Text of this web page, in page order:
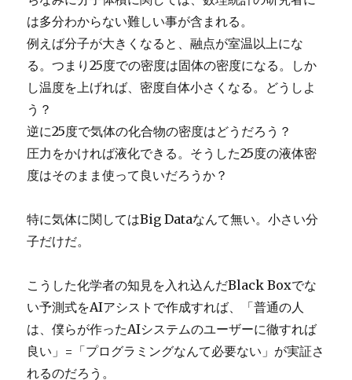
は多分わからない難しい事が含まれる。
例えば分子が大きくなると、融点が室温以上にな
る。つまり25度での密度は固体の密度になる。しか
し温度を上げれば、密度自体小さくなる。どうしよ
う？
逆に25度で気体の化合物の密度はどうだろう？
圧力をかければ液化できる。そうした25度の液体密
度はそのまま使って良いだろうか？
特に気体に関してはBig Dataなんて無い。小さい分
子だけだ。
こうした化学者の知見を入れ込んだBlack Boxでな
い予測式をAIアシストで作成すれば、「普通の人
は、僕らが作ったAIシステムのユーザーに徹すれば
良い」=「プログラミングなんて必要ない」が実証さ
れるのだろう。